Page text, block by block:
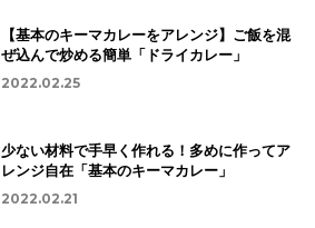
【基本のキーマカレーをアレンジ】ご飯を混
ぜ込んで炒める簡単「ドライカレー」
2022.02.25
少ない材料で手早く作れる！多めに作ってア
レンジ自在「基本のキーマカレー」
2022.02.21